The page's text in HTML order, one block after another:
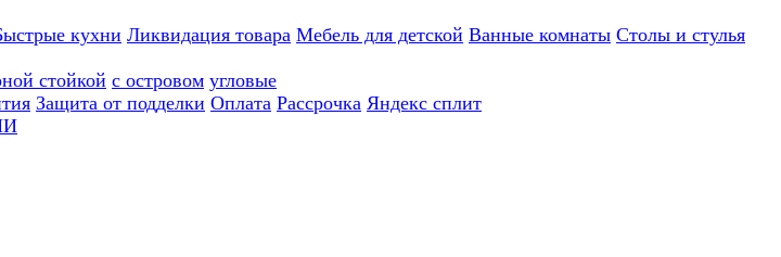
кухни Ликвидация товара Мебель для детской Ванные комнаты Столы и стулья
стойкой с островом угловые
Защита от подделки Оплата Рассрочка Яндекс сплит